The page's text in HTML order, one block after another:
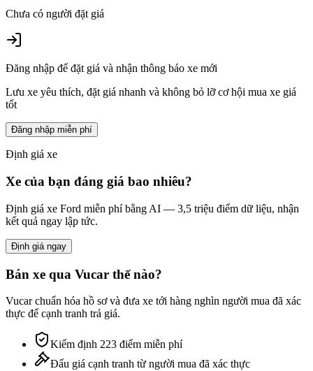
Chưa có người đặt giá
Đăng nhập để đặt giá và nhận thông báo xe mới
Lưu xe yêu thích, đặt giá nhanh và không bỏ lỡ cơ hội mua xe giá
tốt
Đăng nhập miễn phí
Định giá xe
Xe của bạn đáng giá bao nhiêu?
Định giá xe Ford miễn phí bằng AI — 3,5 triệu điểm dữ liệu, nhận
kết quả ngay lập tức.
Định giá ngay
Bán xe qua Vucar thế nào?
Vucar chuẩn hóa hồ sơ và đưa xe tới hàng nghìn người mua đã xác
thực để cạnh tranh trả giá.
Kiểm định 223 điểm miễn phí
Đấu giá cạnh tranh từ người mua đã xác thực